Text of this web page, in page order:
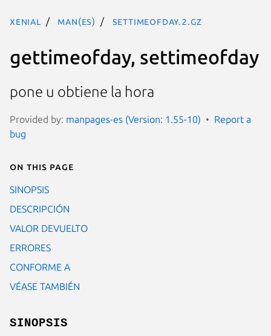
xenial man(es) settimeofday.2.gz
gettimeofday, settimeofday
pone u obtiene la hora
Provided by: manpages-es (Version: 1.55-10)
Report a
bug
On this page
SINOPSIS
DESCRIPCIÓN
VALOR DEVUELTO
ERRORES
CONFORME A
VÉASE TAMBIÉN
SINOPSIS